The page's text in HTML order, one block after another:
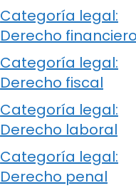
Categoría legal:
Derecho financiero
Categoría legal:
Derecho fiscal
Categoría legal:
Derecho laboral
Categoría legal:
Derecho penal